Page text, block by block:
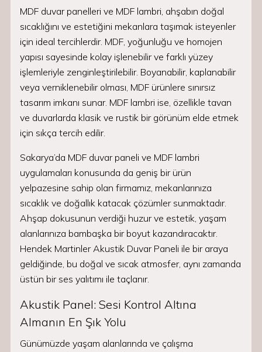
MDF duvar panelleri ve MDF lambri, ahşabın doğal
sıcaklığını ve estetiğini mekanlara taşımak isteyenler
için ideal tercihlerdir. MDF, yoğunluğu ve homojen
yapısı sayesinde kolay işlenebilir ve farklı yüzey
işlemleriyle zenginleştirilebilir. Boyanabilir, kaplanabilir
veya verniklenebilir olması, MDF ürünlere sınırsız
tasarım imkanı sunar. MDF lambri ise, özellikle tavan
ve duvarlarda klasik ve rustik bir görünüm elde etmek
için sıkça tercih edilir.
Sakarya’da MDF duvar paneli ve MDF lambri
uygulamaları konusunda da geniş bir ürün
yelpazesine sahip olan firmamız, mekanlarınıza
sıcaklık ve doğallık katacak çözümler sunmaktadır.
Ahşap dokusunun verdiği huzur ve estetik, yaşam
alanlarınıza bambaşka bir boyut kazandıracaktır.
Hendek Martinler Akustik Duvar Paneli ile bir araya
geldiğinde, bu doğal ve sıcak atmosfer, aynı zamanda
üstün bir ses yalıtımı ile taçlanır.
Akustik Panel: Sesi Kontrol Altına
Almanın En Şık Yolu
Günümüzde yaşam alanlarında ve çalışma